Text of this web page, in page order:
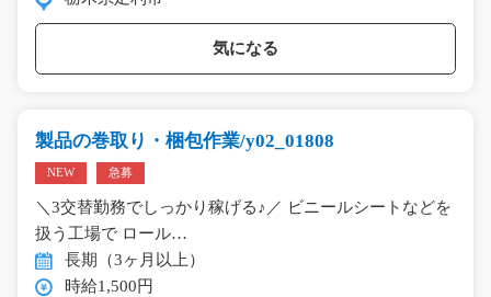
気になる
製品の巻取り・梱包作業/y02_01808
NEW 急募
＼3交替勤務でしっかり稼げる♪／ ビニールシートなどを
扱う工場で ロール…
長期（3ヶ月以上）
時給1,500円